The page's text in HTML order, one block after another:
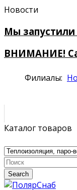
Новости
Мы
ВНИМАНИЕ!
Филиалы:
Каталог товаров
Search